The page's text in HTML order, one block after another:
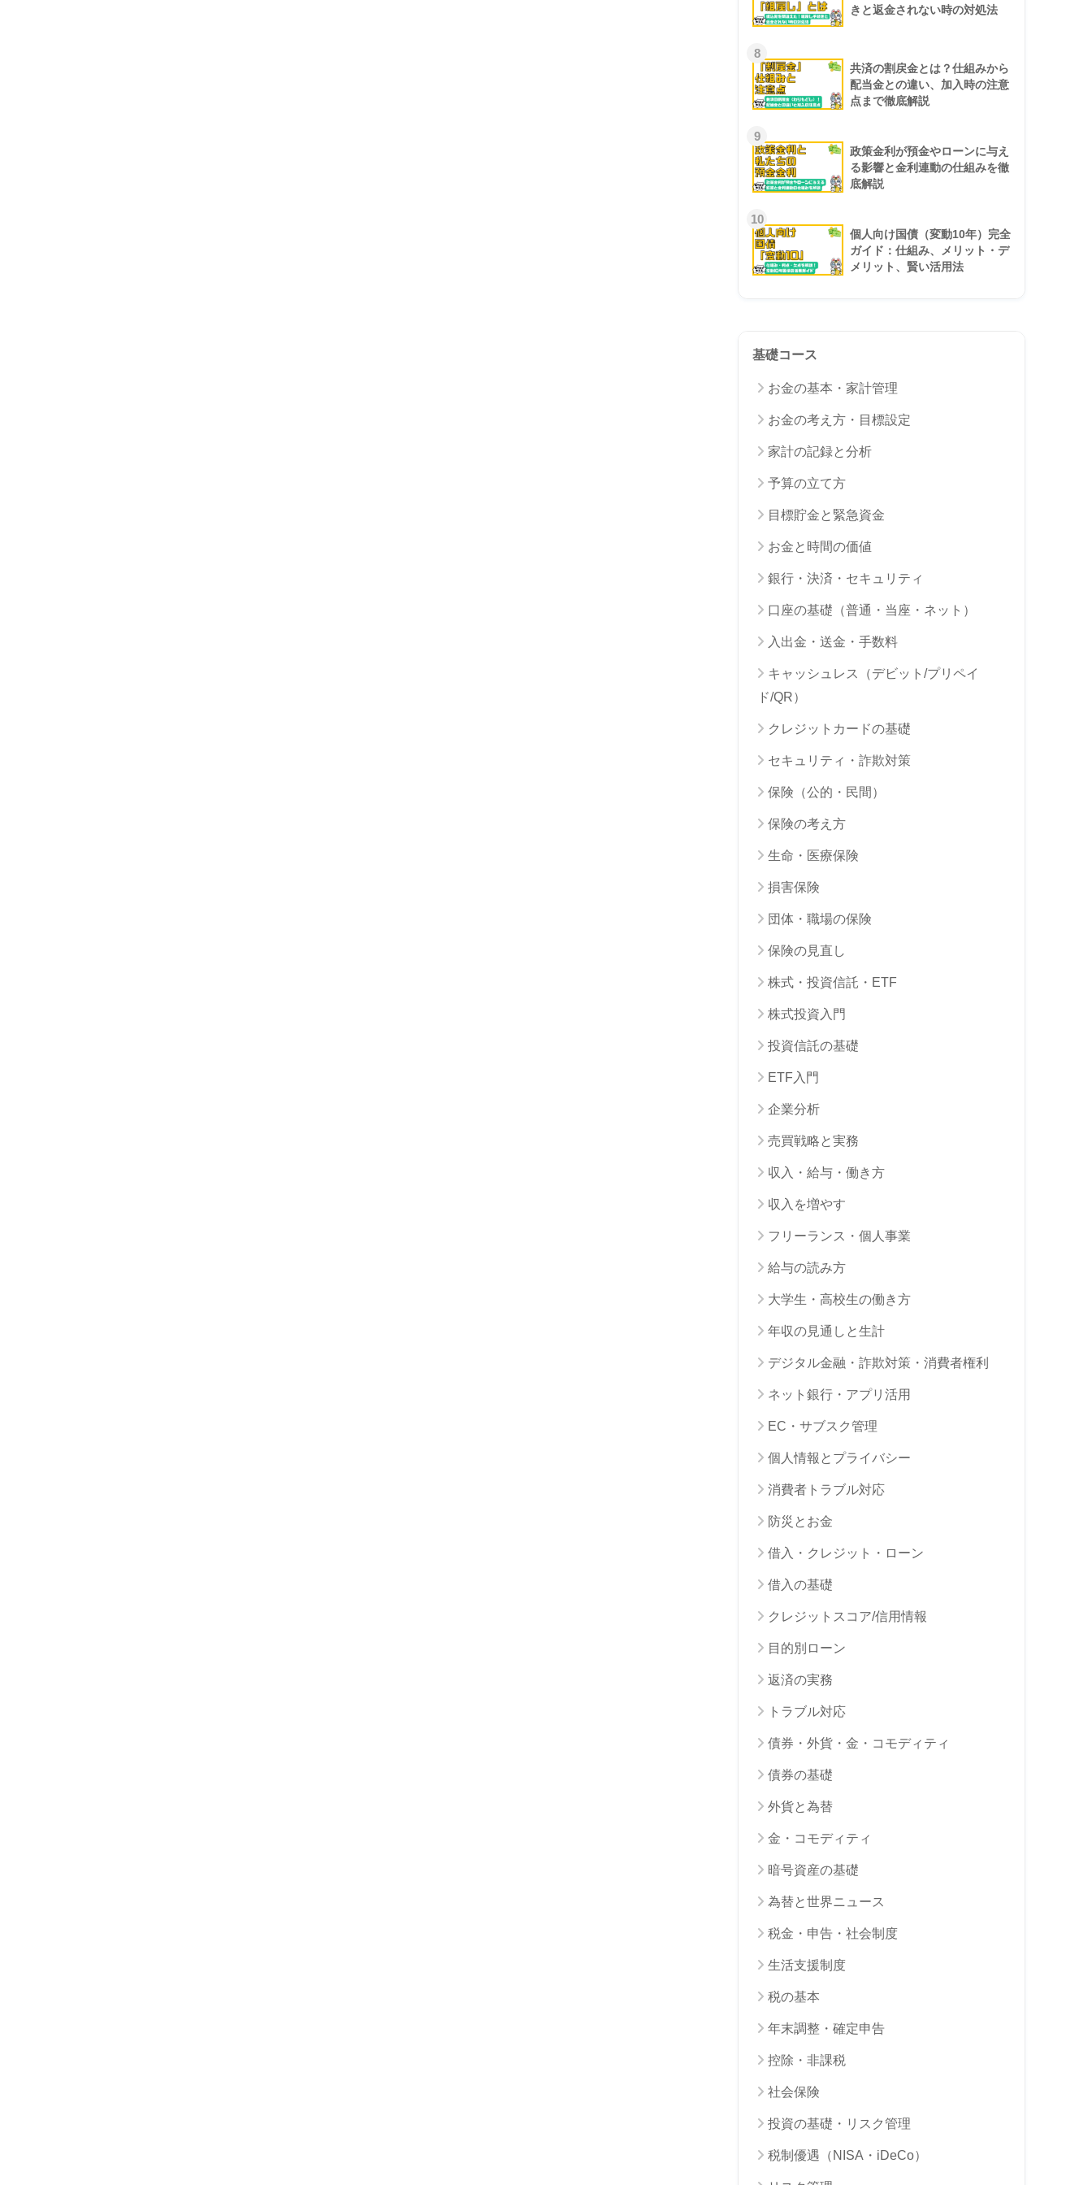
きと返金されない時の対処法
8
共済の割戻金とは？仕組みから
配当金との違い、加入時の注意
点まで徹底解説
9
政策金利が預金やローンに与え
る影響と金利連動の仕組みを徹
底解説
10
個人向け国債（変動10年）完全
ガイド：仕組み、メリット・デ
メリット、賢い活用法
基礎コース
お金の基本・家計管理
お金の考え方・目標設定
家計の記録と分析
予算の立て方
目標貯金と緊急資金
お金と時間の価値
銀行・決済・セキュリティ
口座の基礎（普通・当座・ネット）
入出金・送金・手数料
キャッシュレス（デビット/プリペイ
ド/QR）
クレジットカードの基礎
セキュリティ・詐欺対策
保険（公的・民間）
保険の考え方
生命・医療保険
損害保険
団体・職場の保険
保険の見直し
株式・投資信託・ETF
株式投資入門
投資信託の基礎
ETF入門
企業分析
売買戦略と実務
収入・給与・働き方
収入を増やす
フリーランス・個人事業
給与の読み方
大学生・高校生の働き方
年収の見通しと生計
デジタル金融・詐欺対策・消費者権利
ネット銀行・アプリ活用
EC・サブスク管理
個人情報とプライバシー
消費者トラブル対応
防災とお金
借入・クレジット・ローン
借入の基礎
クレジットスコア/信用情報
目的別ローン
返済の実務
トラブル対応
債券・外貨・金・コモディティ
債券の基礎
外貨と為替
金・コモディティ
暗号資産の基礎
為替と世界ニュース
税金・申告・社会制度
生活支援制度
税の基本
年末調整・確定申告
控除・非課税
社会保険
投資の基礎・リスク管理
税制優遇（NISA・iDeCo）